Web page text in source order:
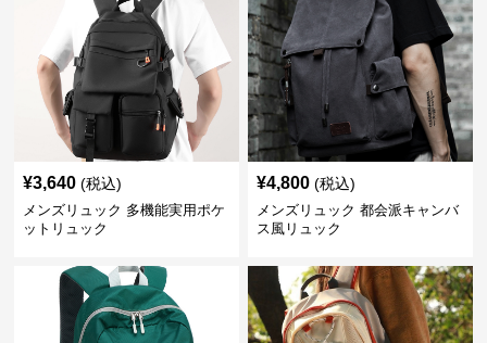
¥3,640 (税込)
メンズリュック 多機能実用ポケ
ットリュック
¥4,800 (税込)
メンズリュック 都会派キャンバ
ス風リュック